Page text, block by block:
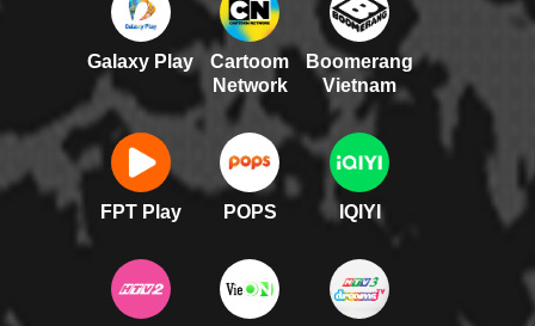
Galaxy Play
Cartoom
Network
Boomerang
Vietnam
FPT Play POPS IQIYI